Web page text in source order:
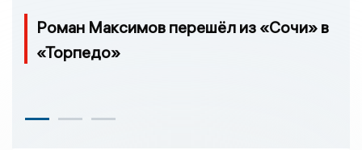
Роман Максимов перешёл из «Сочи» в
«Торпедо»